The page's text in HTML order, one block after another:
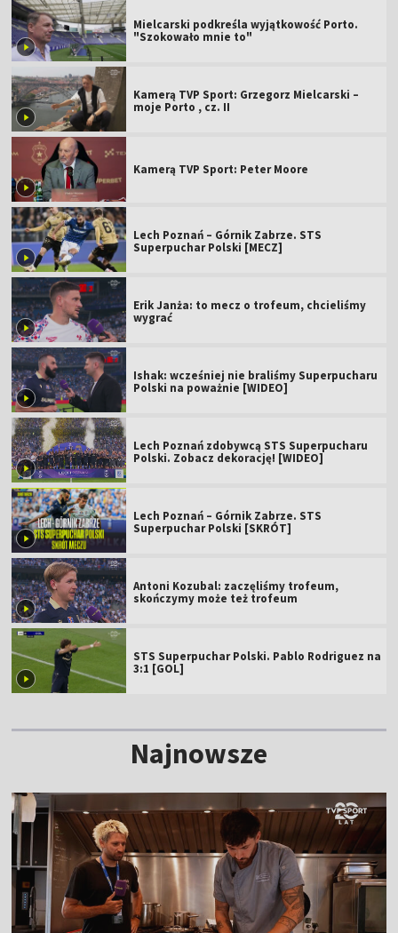
Mielcarski podkreśla wyjątkowość Porto.
"Szokowało mnie to"
Kamerą TVP Sport: Grzegorz Mielcarski –
moje Porto , cz. II
Kamerą TVP Sport: Peter Moore
Lech Poznań – Górnik Zabrze. STS
Superpuchar Polski [MECZ]
Erik Janża: to mecz o trofeum, chcieliśmy
wygrać
Ishak: wcześniej nie braliśmy Superpucharu
Polski na poważnie [WIDEO]
Lech Poznań zdobywcą STS Superpucharu
Polski. Zobacz dekorację! [WIDEO]
Lech Poznań – Górnik Zabrze. STS
Superpuchar Polski [SKRÓT]
Antoni Kozubal: zaczęliśmy trofeum,
skończymy może też trofeum
STS Superpuchar Polski. Pablo Rodriguez na
3:1 [GOL]
Najnowsze